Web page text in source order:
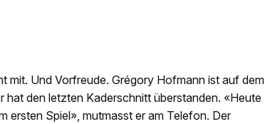
mit. Und Vorfreude. Grégory Hofmann ist auf dem
hat den letzten Kaderschnitt überstanden. «Heute
ersten Spiel», mutmasst er am Telefon. Der